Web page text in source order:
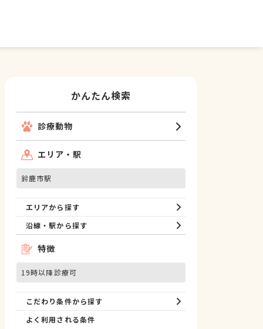
かんたん検索
診療動物
エリア・駅
鈴鹿市駅
エリアから探す
沿線・駅から探す
特徴
19時以降診療可
こだわり条件から探す
よく利用される条件